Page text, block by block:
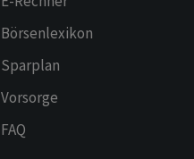
Börsenlexikon
Sparplan
Vorsorge
FAQ